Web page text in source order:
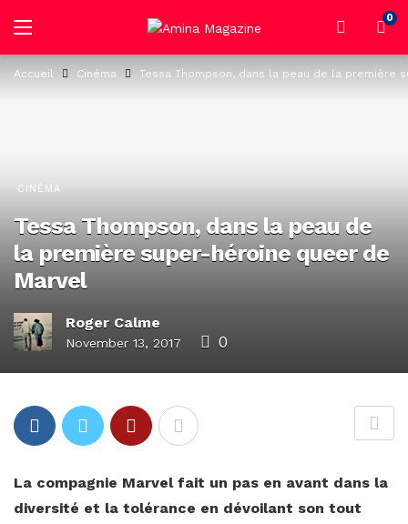
0
Accueil Cinéma Tessa Thompson, dans la peau de la première
CINÉMA
Tessa Thompson, dans la peau de
la première super-héroine queer de
Marvel
Roger Calme
November 13, 2017 0
La compagnie Marvel fait un pas en avant dans la
diversité et la tolérance en dévoilant son tout